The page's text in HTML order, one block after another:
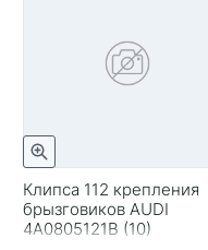
Клипса 112 крепления
брызговиков AUDI
4A0805121B (10)